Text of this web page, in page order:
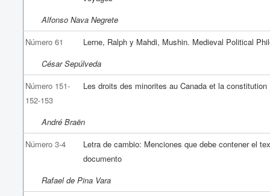
Alfonso Nava Negrete
Número 61
Lerne, Ralph y Mahdi, Mushin. Medieval Political
César Sepúlveda
Número 151-
152-153
Les droits des minorites au Canada et la constitution
André Braën
Número 3-4
Letra de cambio: Menciones que debe contener el
documento
Rafael de Pina Vara